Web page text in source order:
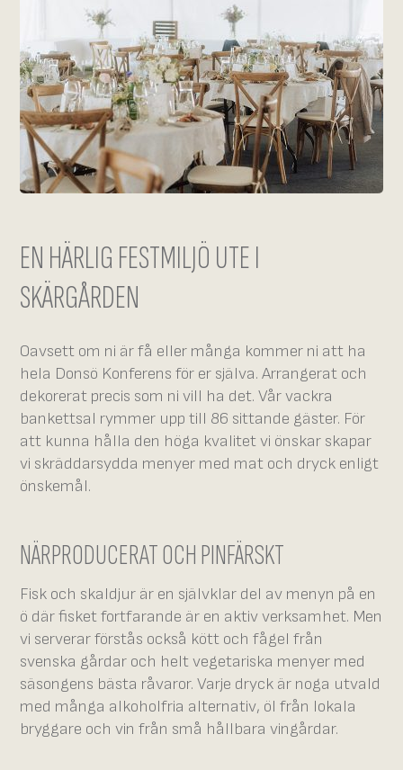
EN HÄRLIG FESTMILJÖ UTE I
SKÄRGÅRDEN
Oavsett om ni är få eller många kommer ni att ha
hela Donsö Konferens för er själva. Arrangerat och
dekorerat precis som ni vill ha det. Vår vackra
bankettsal rymmer upp till 86 sittande gäster. För
att kunna hålla den höga kvalitet vi önskar skapar
vi skräddarsydda menyer med mat och dryck enligt
önskemål.
NÄRPRODUCERAT OCH PINFÄRSKT
Fisk och skaldjur är en självklar del av menyn på en
ö där fisket fortfarande är en aktiv verksamhet. Men
vi serverar förstås också kött och fågel från
svenska gårdar och helt vegetariska menyer med
säsongens bästa råvaror. Varje dryck är noga utvald
med många alkoholfria alternativ, öl från lokala
bryggare och vin från små hållbara vingårdar.